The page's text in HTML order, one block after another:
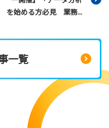
を始める方必見 業務...
一覧